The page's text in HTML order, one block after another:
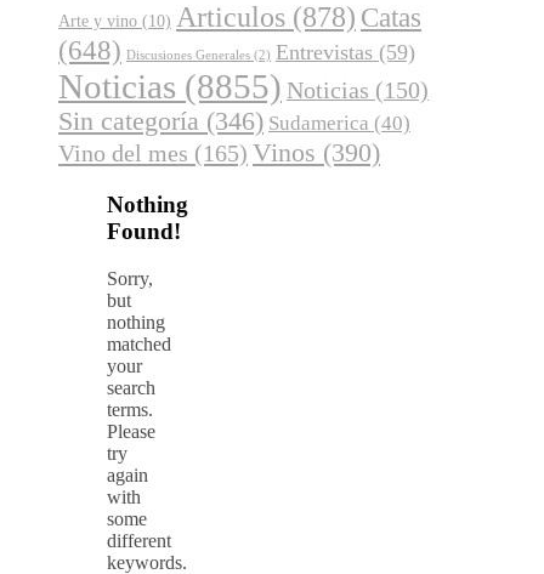
Arte y vino (10) Articulos (878) Catas
(648) Discusiones Generales (2) Entrevistas (59)
Noticias (8855) Noticias (150)
Sin categoría (346) Sudamerica (40)
Vino del mes (165) Vinos (390)
Nothing
Found!
Sorry,
but
nothing
matched
your
search
terms.
Please
try
again
with
some
different
keywords.